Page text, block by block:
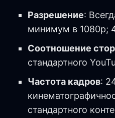
Разрешение:
минимум в 1080p;
Соотношение
стандартного
Частота кадров:
стандартного